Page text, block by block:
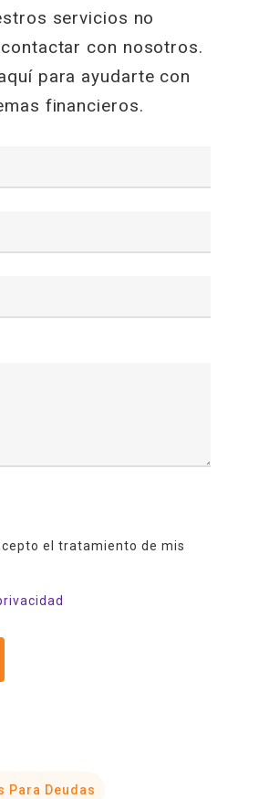
servicios no
con nosotros.
para ayudarte con
financieros.
el tratamiento de mis
Para Deudas